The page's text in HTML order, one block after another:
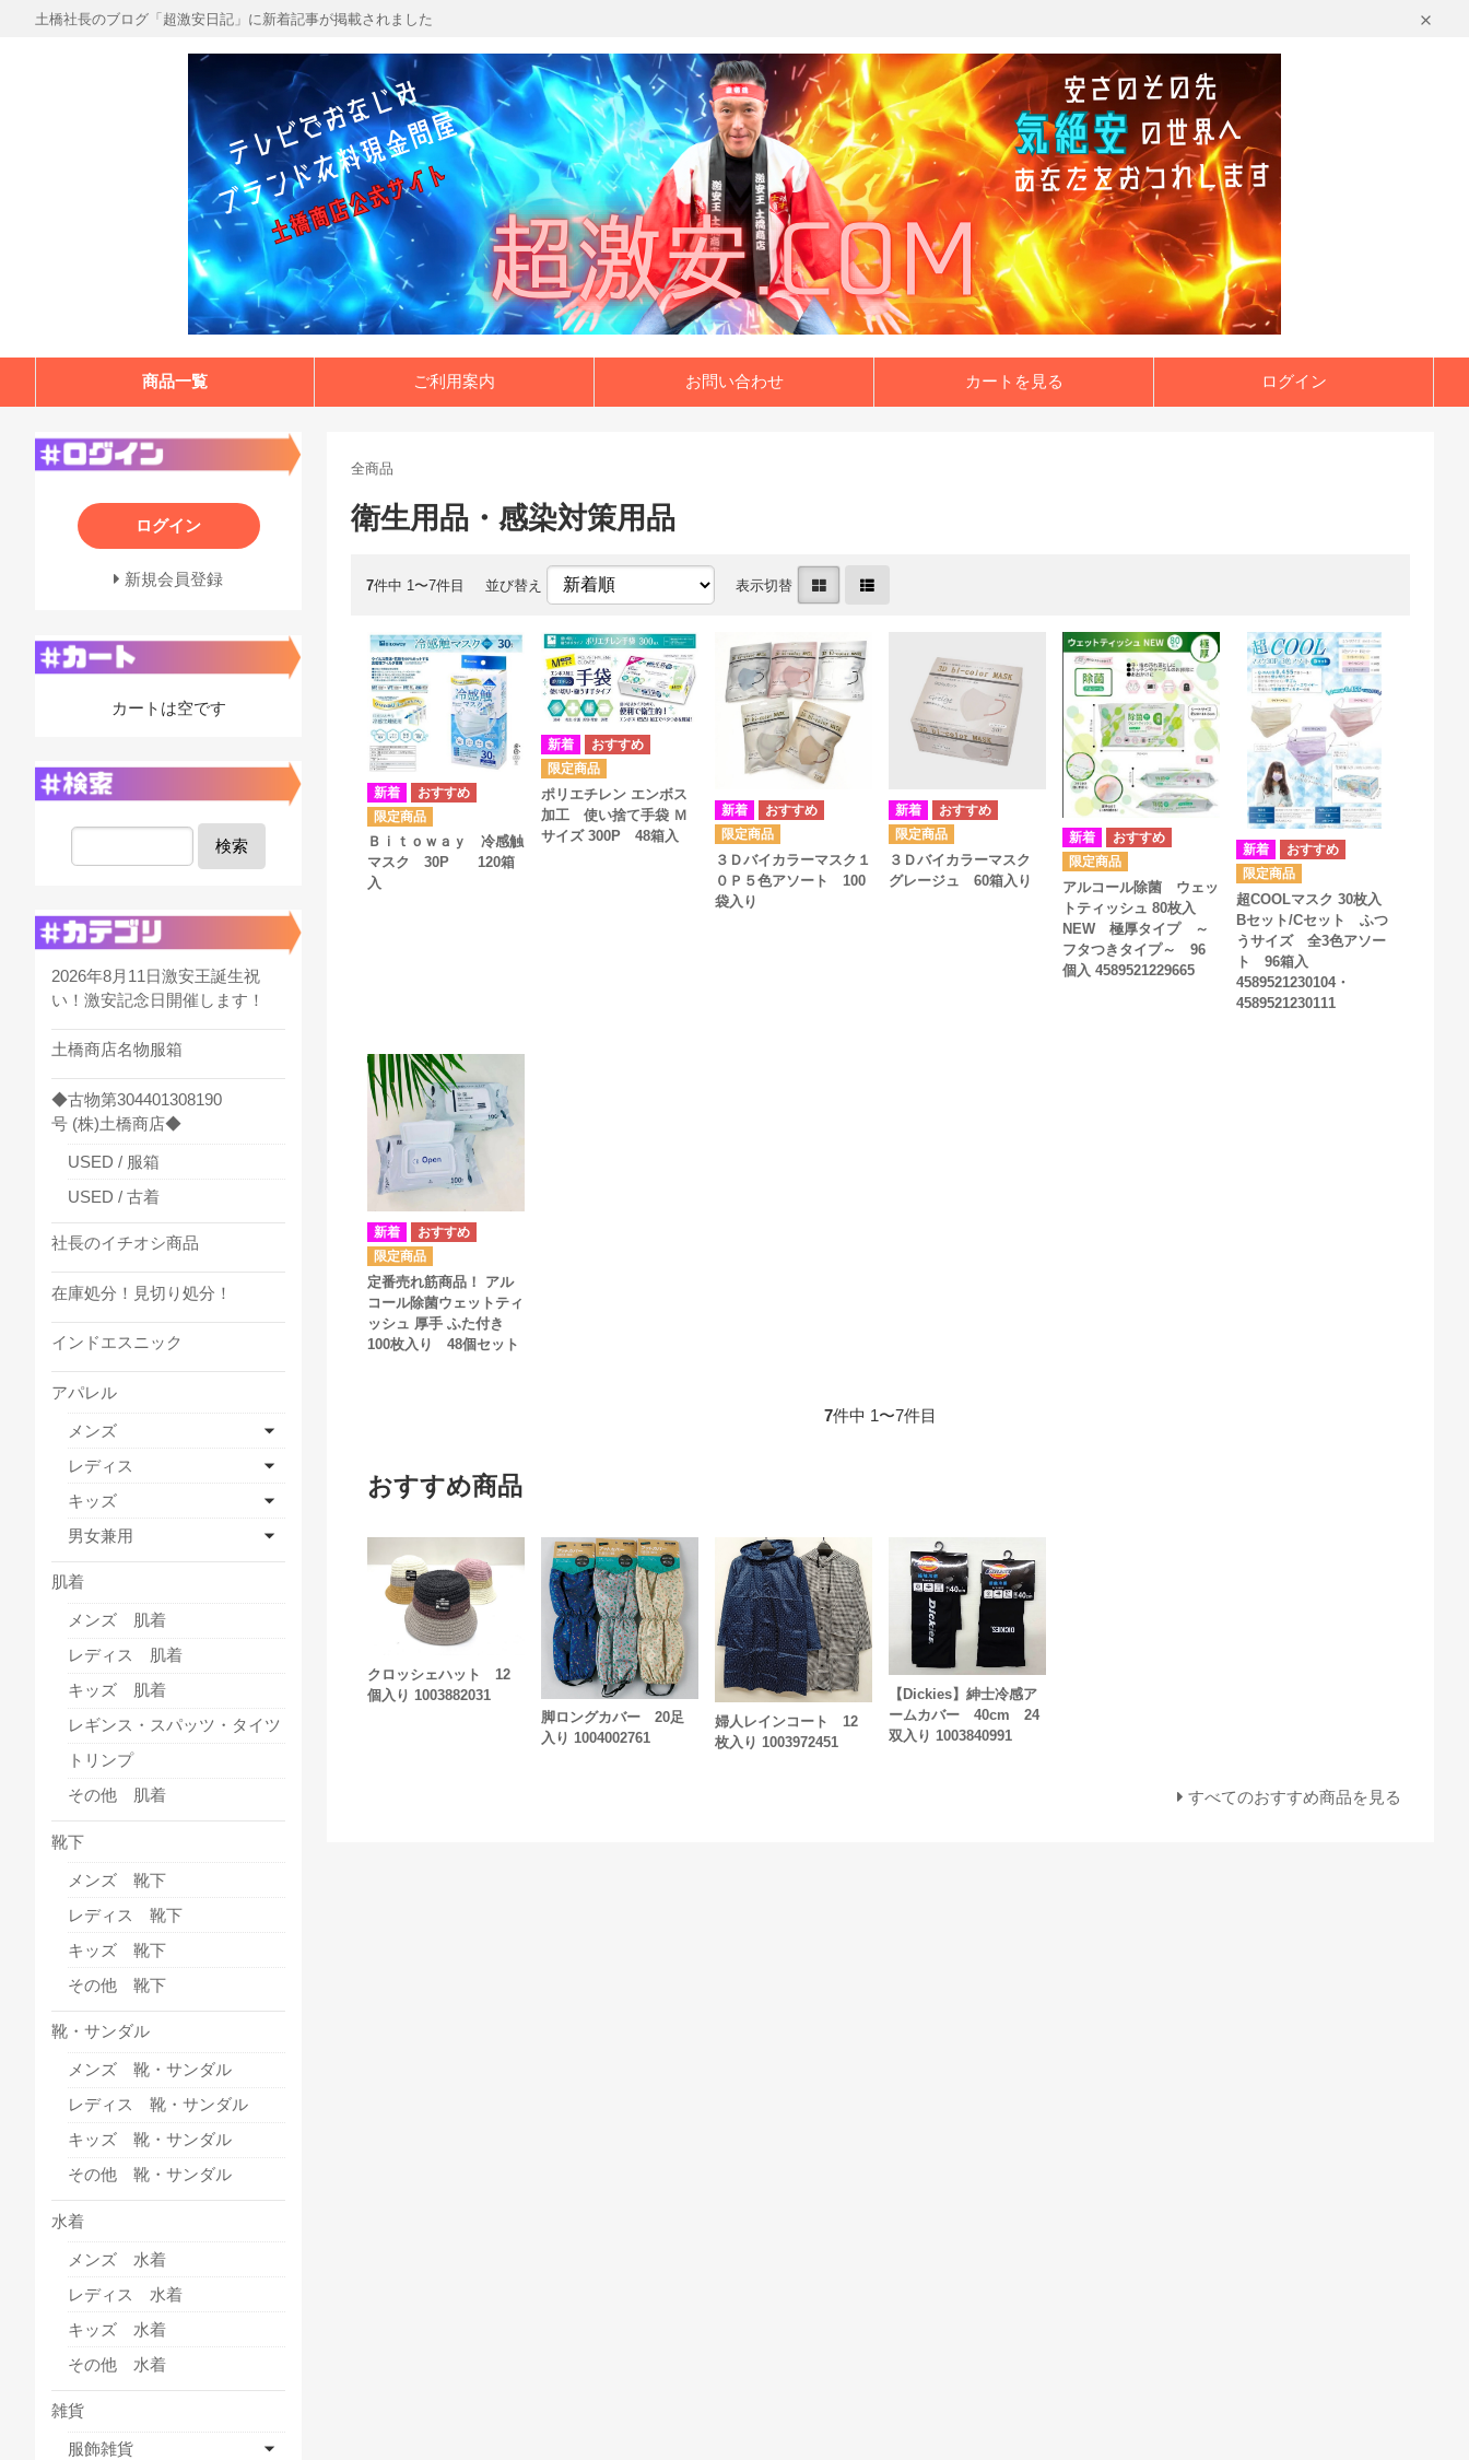
土橋社長のブログ「超激安日記」に新着記事が掲載されました
商品一覧 ご利用案内 お問い合わせ カートを見る ログイン
全商品
衛生用品・感染対策用品
7件中 1〜7件目 並び替え 表示切替
Ｂｉｔｏｗａｙ 冷感触
マスク 30P 120箱
入
ポリエチレン エンボス
加工 使い捨て手袋 Ｍ
サイズ 300P 48箱入
３Ｄバイカラーマスク１
０Ｐ５色アソート 100
袋入り
３Ｄバイカラーマスク
グレージュ 60箱入り
アルコール除菌 ウェッ
トティッシュ 80枚入
NEW 極厚タイプ ～
フタつきタイプ～ 96
個入 4589521229665
超COOLマスク 30枚入
Bセット/Cセット ふつ
うサイズ 全3色アソー
ト 96箱入
4589521230104・
4589521230111
定番売れ筋商品！ アル
コール除菌ウェットティ
ッシュ 厚手 ふた付き
100枚入り 48個セット
7件中 1〜7件目
おすすめ商品
クロッシェハット 12
個入り 1003882031
脚ロングカバー 20足
入り 1004002761
婦人レインコート 12
枚入り 1003972451
【Dickies】紳士冷感ア
ームカバー 40cm 24
双入り 1003840991
すべてのおすすめ商品を見る
ログイン
新規会員登録
カートは空です
検索
2026年8月11日激安王誕生祝
い！激安記念日開催します！
土橋商店名物服箱
◆古物第304401308190
号 (株)土橋商店◆
USED / 服箱
USED / 古着
社長のイチオシ商品
在庫処分！見切り処分！
インドエスニック
アパレル
メンズ
レディス
キッズ
男女兼用
肌着
メンズ 肌着
レディス 肌着
キッズ 肌着
レギンス・スパッツ・タイツ
トリンプ
その他 肌着
靴下
メンズ 靴下
レディス 靴下
キッズ 靴下
その他 靴下
靴・サンダル
メンズ 靴・サンダル
レディス 靴・サンダル
キッズ 靴・サンダル
その他 靴・サンダル
水着
メンズ 水着
レディス 水着
キッズ 水着
その他 水着
雑貨
服飾雑貨